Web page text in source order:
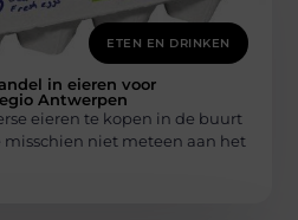
ETEN EN DRINKEN
in eieren voor
Antwerpen
eieren te kopen in de buurt
niet meteen aan het